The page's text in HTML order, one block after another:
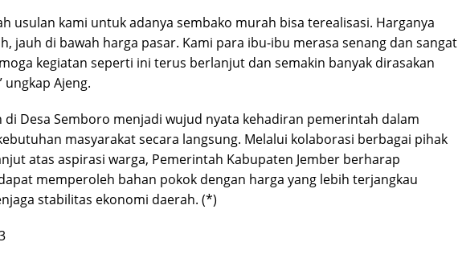
usulan kami untuk adanya sembako murah bisa terealisasi. Harganya
jauh di bawah harga pasar. Kami para ibu-ibu merasa senang dan sangat
kegiatan seperti ini terus berlanjut dan semakin banyak dirasakan
ungkap Ajeng.
di Desa Semboro menjadi wujud nyata kehadiran pemerintah dalam
masyarakat secara langsung. Melalui kolaborasi berbagai pihak
atas aspirasi warga, Pemerintah Kabupaten Jember berharap
memperoleh bahan pokok dengan harga yang lebih terjangkau
stabilitas ekonomi daerah. (*)